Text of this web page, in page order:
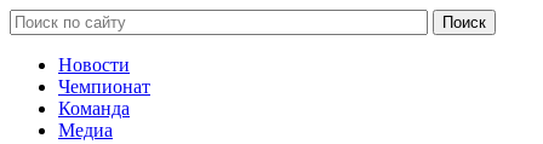
Новости
Чемпионат
Команда
Медиа